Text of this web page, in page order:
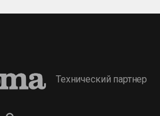
Технический партнер